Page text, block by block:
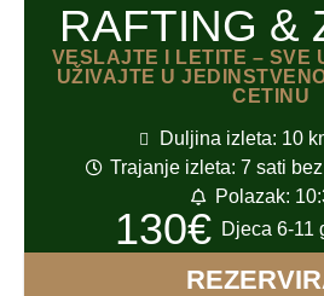
RAFTING &
VESLAJTE I LETITE – SVE
UŽIVAJTE U
CETINU
Duljina izleta: 10
Trajanje izleta: 7 sati
Polazak:
130€ Djeca 6-11